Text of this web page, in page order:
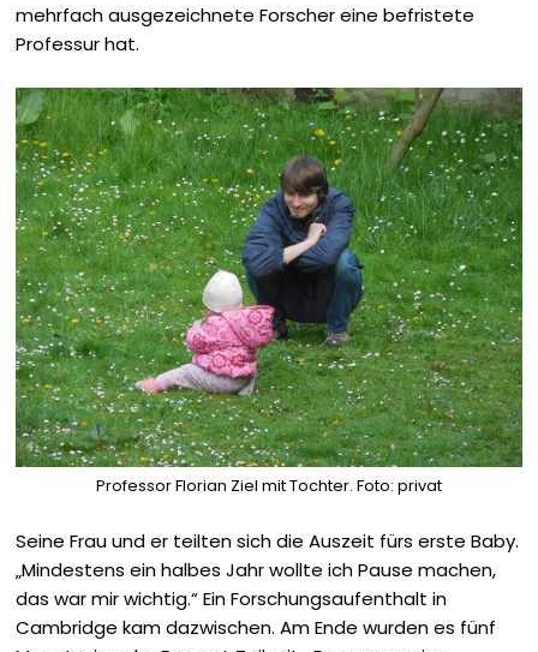
mehrfach ausgezeichnete Forscher eine befristete
Professur hat.
Professor Florian Ziel mit Tochter. Foto: privat
Seine Frau und er teilten sich die Auszeit fürs erste Baby.
„Mindestens ein halbes Jahr wollte ich Pause machen,
das war mir wichtig.“ Ein Forschungsaufenthalt in
Cambridge kam dazwischen. Am Ende wurden es fünf